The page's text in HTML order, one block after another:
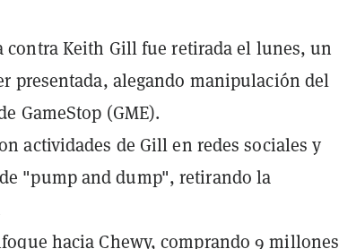
contra Keith Gill fue retirada el lunes, un
presentada, alegando manipulación del
GameStop (GME).
actividades de Gill en redes sociales y
"pump and dump", retirando la
hacia Chewy, comprando 9 millones